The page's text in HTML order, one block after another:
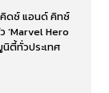
ดซ์ แอนด์ คิทซ์
‘Marvel Hero
ตี้ทั่วประเทศ